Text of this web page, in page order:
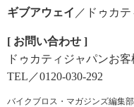
ギブアウェイ ／ドゥカ
[ お問い合わせ ]
ドゥカティジャパンお客
TEL／0120-030-292
バイクブロス・マガジンズ編集部